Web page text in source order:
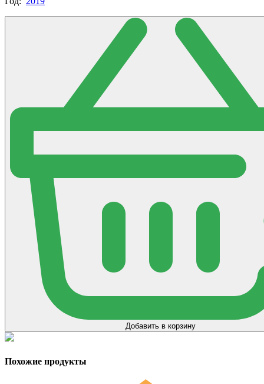
Добавить в корзину
Похожие продукты